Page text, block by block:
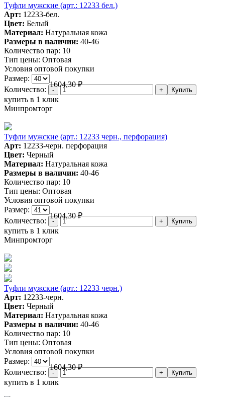
Туфли мужские (арт.: 12233 бел.)
Арт: 12233-бел.
Цвет: Белый
Материал: Натуральная кожа
Размеры в наличии: 40-46
Количество пар: 10
Тип цены: Оптовая
Условия оптовой покупки
Размер:
1604,30₽
Количество:
купить в 1 клик
Минпромторг
Туфли мужские (арт.: 12233 черн., перфорация)
Арт: 12233-черн. перфорация
Цвет: Черный
Материал: Натуральная кожа
Размеры в наличии: 40-46
Количество пар: 10
Тип цены: Оптовая
Условия оптовой покупки
Размер:
1604,30₽
Количество:
купить в 1 клик
Минпромторг
Туфли мужские (арт.: 12233 черн.)
Арт: 12233-черн.
Цвет: Черный
Материал: Натуральная кожа
Размеры в наличии: 40-46
Количество пар: 10
Тип цены: Оптовая
Условия оптовой покупки
Размер:
1604,30₽
Количество:
купить в 1 клик